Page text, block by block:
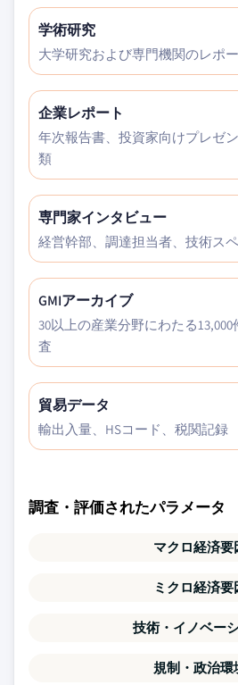
学術研究
大学研究および専門機関のレポ
企業レポート
年次報告書、投資家向けプレゼ
類
専門家インタビュー
経営幹部、調達担当者、技術ス
GMIアーカイブ
30以上の産業分野にわたる
査
貿易データ
輸出入量、HSコード、税関記録
調査・評価されたパラメータ
マクロ経済要
ミクロ経済要
技術・イノベー
規制・政治環